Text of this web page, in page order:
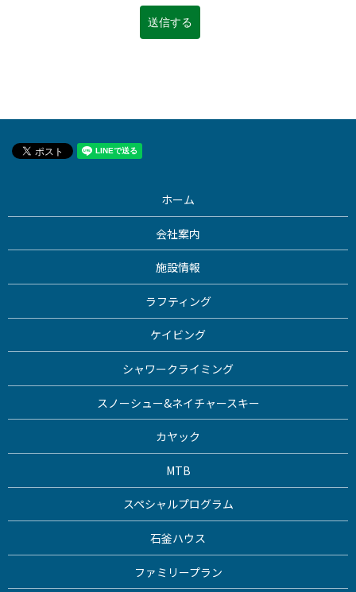
ホーム
会社案内
施設情報
ラフティング
ケイビング
シャワークライミング
スノーシュー&ネイチャースキー
カヤック
MTB
スペシャルプログラム
石釜ハウス
ファミリープラン